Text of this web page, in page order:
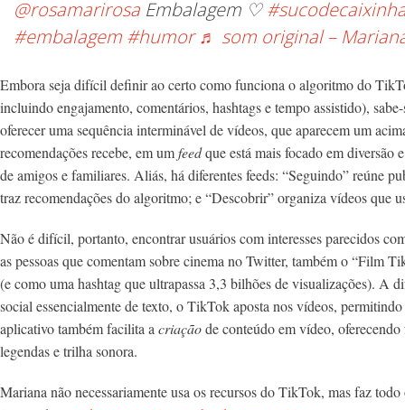
@rosamarirosa Embalagem ♡
#embalagem #humor ♬ som original –
Embora seja difícil definir ao certo como funciona o algoritmo do
incluindo engajamento, comentários, hashtags e tempo assistido),
oferecer uma sequência interminável de vídeos, que aparecem um
recomendações recebe, em umfeedque está mais focado em diversão
de amigos e familiares. Aliás, há diferentes feeds: “Seguindo” reúne
traz recomendações do algoritmo; e “Descobrir” organiza vídeos que
Não é difícil, portanto, encontrar usuários com interesses parecidos
as pessoas que comentam sobre cinema no Twitter, também o “Film
(e como uma hashtag que ultrapassa 3,3 bilhões de visualizações). A
social essencialmente de texto, o TikTok aposta nos vídeos,
aplicativo também facilita a criaçãode conteúdo em vídeo,
legendas e trilha sonora.
Mariana não necessariamente usa os recursos do TikTok, mas faz